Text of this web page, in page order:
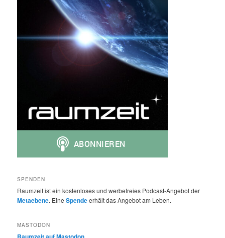
SPENDEN
Raumzeit ist ein kostenloses und werbefreies Podcast-Angebot der
Metaebene. EineSpendeerhält das Angebot am Leben.
MASTODON